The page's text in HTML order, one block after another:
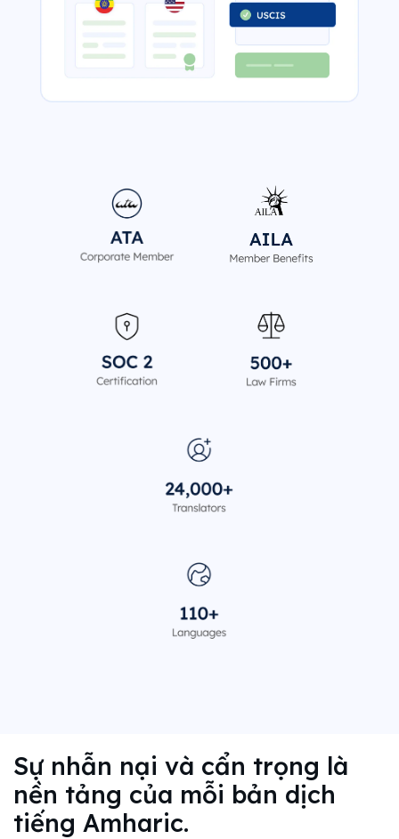
Sự nhẫn nại và cẩn trọng là
nền tảng của mỗi bản dịch
tiếng Amharic.